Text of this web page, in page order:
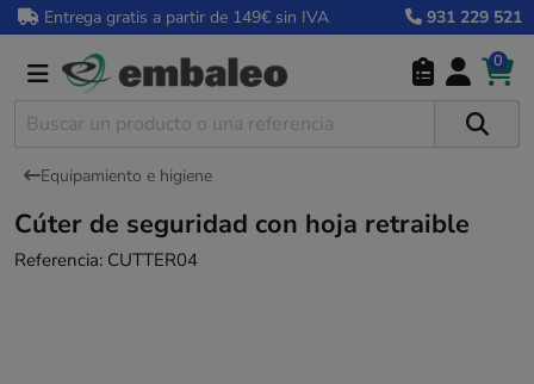
Entrega gratis a partir de 149€ sin IVA 931 229 521
0
Equipamiento e higiene
Cúter de seguridad con hoja retraible
Referencia: CUTTER04